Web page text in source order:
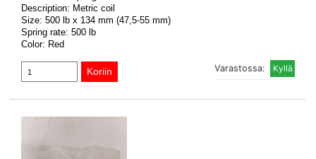
Description: Metric coil
Size: 500 lb x 134 mm (47,5-55 mm)
Spring rate: 500 lb
Color: Red
Varastossa: